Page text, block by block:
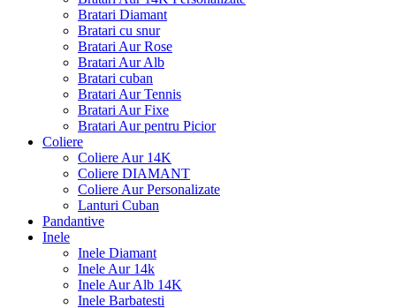
Bratari Diamant
Bratari cu snur
Bratari Aur Rose
Bratari Aur Alb
Bratari cuban
Bratari Aur Tennis
Bratari Aur Fixe
Bratari Aur pentru Picior
Coliere
Coliere Aur 14K
Coliere DIAMANT
Coliere Aur Personalizate
Lanturi Cuban
Pandantive
Inele
Inele Diamant
Inele Aur 14k
Inele Aur Alb 14K
Inele Barbatesti